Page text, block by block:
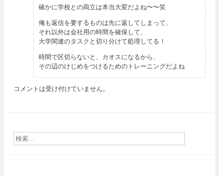
確かに学校との両立は本当大変だよね〜〜笑
俺も返信を要するものは先に返してしまって、
それ以外は会社用の時間を確保して、
大学関連のタスクと切り分けて処理してる！
時間で区切らないと、カオスになるから、
その辺のけじめをつけるためのトレーニングだよね
コメントは受け付けていません。